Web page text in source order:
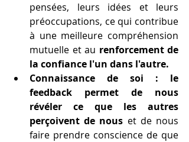
pensées, leurs idées et leurs
préoccupations, ce qui contribue
à une meilleure compréhension
mutuelle et au renforcement de
la confiance l'un dans l'autre.
Connaissance de soi : le
feedback permet de nous
révéler ce que les autres
perçoivent de nous et de nous
faire prendre conscience de que